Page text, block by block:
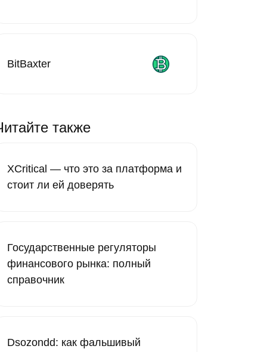
BitBaxter
также
XCritical — что это за платформа и
стоит ли ей доверять
Государственные регуляторы
финансового рынка: полный
справочник
Dsozondd: как фальшивый